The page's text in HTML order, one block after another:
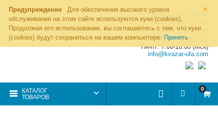
×
Предупреждение
Для обеспечения высокого уровня
обслуживания на этом сайте используются куки (cookies).
Продолжая его использование, вы соглашаетесь с тем, что куки
(cookies) будут сохраняться на вашем компьютере: Принять
8 (800) 700-19-50
8 (495) 255-77-08
8 (347) 225-00-52
8 (986) 963-95-80
Пн-пт: 7.00-16.00 (Мск)
info@kvazar-ufa.com
КАТАЛОГ
ТОВАРОВ
0